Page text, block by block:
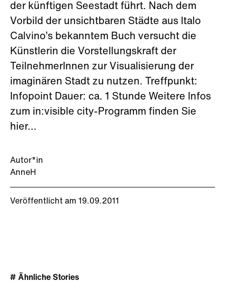
Autor*in
AnneH
Veröffentlicht am 19.09.2011
der künftigen Seestadt führt. Nach dem
Vorbild der unsichtbaren Städte aus Italo
Calvino’s bekanntem Buch versucht die
Künstlerin die Vorstellungskraft der
TeilnehmerInnen zur Visualisierung der
imaginären Stadt zu nutzen. Treffpunkt:
Infopoint Dauer: ca. 1 Stunde Weitere Infos
zum in:visible city-Programm finden Sie
hier...
# Ähnliche Stories